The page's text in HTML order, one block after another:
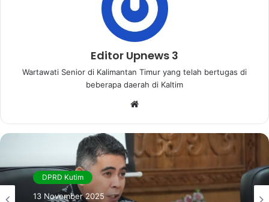
Editor Upnews 3
Wartawati Senior di Kalimantan Timur yang telah bertugas di
beberapa daerah di Kaltim
b
i
t
e
DPRD Kutim
13 November 2025